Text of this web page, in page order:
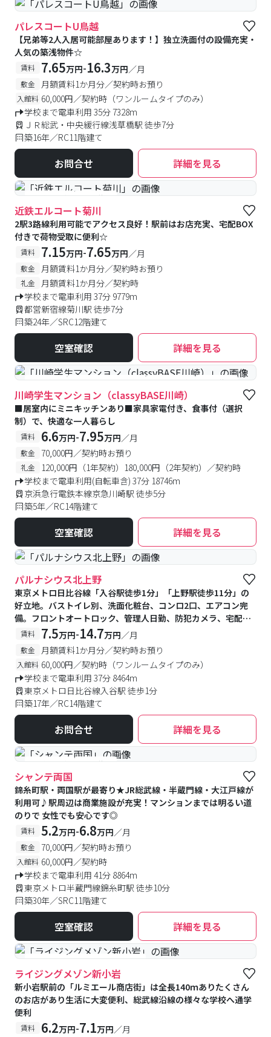
パレスコートU鳥越
【兄弟等2人入居可能部屋あります！】独立洗面付の設備充実・
人気の築浅物件☆
賃料 7.65万円-16.3万円／月
敷金 月額賃料1か月分／契約時お預り
入館料 60,000円／契約時（ワンルームタイプのみ）
学校まで電車利用 35分 7328m
ＪＲ総武・中央緩行線浅草橋駅 徒歩7分
築16年／RC11階建て
お問合せ 詳細を見る
#予約受付中 #空室待ち
近鉄エルコート菊川
2駅3路線利用可能でアクセス良好！駅前はお店充実、宅配BOX
付きで荷物受取に便利☆
賃料 7.15万円-7.65万円／月
敷金 月額賃料1か月分／契約時お預り
礼金
月額賃料1か月分／契約時
学校まで電車利用 37分 9779m
都営新宿線菊川駅 徒歩7分
築24年／SRC12階建て
空室確認 詳細を見る
#食事付き #女性専用フロアあり #予約受付中 #空室待ち
川崎学生マンション（classyBASE川崎）
■居室内にミニキッチンあり■家具家電付き、食事付（選択
制）で、快適な一人暮らし
賃料 6.6万円-7.95万円／月
敷金 70,000円／契約時お預り
礼金
120,000円（1年契約）180,000円（2年契約）／契約時
学校まで電車利用(自転車含) 37分 18746m
京浜急行電鉄本線京急川崎駅 徒歩5分
築5年／RC14階建て
空室確認 詳細を見る
パルナシウス北上野
東京メトロ日比谷線「入谷駅徒歩1分」「上野駅徒歩11分」の
好立地。バストイレ別、洗面化粧台、コンロ2口、エアコン完
備。フロントオートロック、管理人日勤、防犯カメラ、宅配
BOX付きで安心・快適です
賃料 7.5万円-14.7万円／月
敷金 月額賃料1か月分／契約時お預り
入館料 60,000円／契約時（ワンルームタイプのみ）
学校まで電車利用 37分 8464m
東京メトロ日比谷線入谷駅 徒歩1分
築17年／RC14階建て
お問合せ 詳細を見る
#予約受付中 #空室待ち
シャンテ両国
錦糸町駅・両国駅が最寄り★JR総武線・半蔵門線・大江戸線が
利用可♪駅周辺は商業施設が充実！マンションまでは明るい道
のりで 女性でも安心です◎
賃料 5.2万円-6.8万円／月
敷金 70,000円／契約時お預り
入館料 60,000円／契約時
学校まで電車利用 41分 8864m
東京メトロ半蔵門線錦糸町駅 徒歩10分
築30年／SRC11階建て
空室確認 詳細を見る
#食事付き #女性専用フロアあり
ライジングメゾン新小岩
新小岩駅前の「ルミエール商店街」は全長140ｍありたくさん
のお店があり生活に大変便利、総武線沿線の様々な学校へ通学
便利
賃料 6.2万円-7.1万円／月